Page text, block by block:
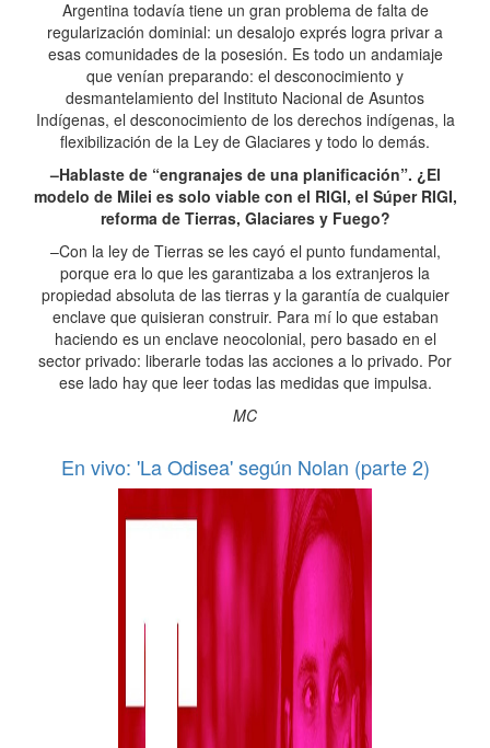
Argentina todavía tiene un gran problema de falta de
regularización dominial: un desalojo exprés logra privar a
esas comunidades de la posesión. Es todo un andamiaje
que venían preparando: el desconocimiento y
desmantelamiento del Instituto Nacional de Asuntos
Indígenas, el desconocimiento de los derechos indígenas, la
flexibilización de la Ley de Glaciares y todo lo demás.
–Hablaste de “engranajes de una planificación”. ¿El
modelo de Milei es solo viable con el RIGI, el Súper RIGI,
reforma de Tierras, Glaciares y Fuego?
–Con la ley de Tierras se les cayó el punto fundamental,
porque era lo que les garantizaba a los extranjeros la
propiedad absoluta de las tierras y la garantía de cualquier
enclave que quisieran construir. Para mí lo que estaban
haciendo es un enclave neocolonial, pero basado en el
sector privado: liberarle todas las acciones a lo privado. Por
ese lado hay que leer todas las medidas que impulsa.
MC
En vivo: 'La Odisea' según Nolan (parte 2)